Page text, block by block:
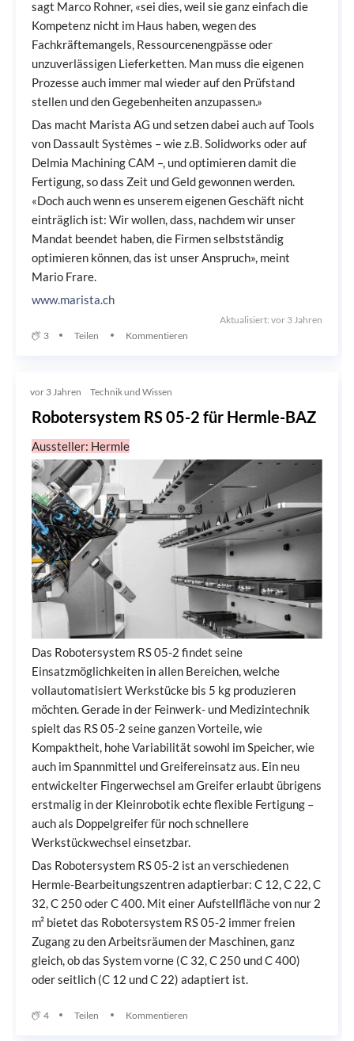
sagt Marco Rohner, «sei dies, weil sie ganz einfach die
Kompetenz nicht im Haus haben, wegen des
Fachkräftemangels, Ressourcenengpässe oder
unzuverlässigen Lieferketten. Man muss die eigenen
Prozesse auch immer mal wieder auf den Prüfstand
stellen und den Gegebenheiten anzupassen.»
Das macht Marista AG und setzen dabei auch auf Tools
von Dassault Systèmes – wie z.B. Solidworks oder auf
Delmia Machining CAM –, und optimieren damit die
Fertigung, so dass Zeit und Geld gewonnen werden.
«Doch auch wenn es unserem eigenen Geschäft nicht
einträglich ist: Wir wollen, dass, nachdem wir unser
Mandat beendet haben, die Firmen selbstständig
optimieren können, das ist unser Anspruch», meint
Mario Frare.
www.marista.ch
Aktualisiert: vor 3 Jahren
3
Teilen Kommentieren
vor 3 Jahren Technik und Wissen
Robotersystem RS 05-2 für Hermle-BAZ
Aussteller: Hermle
Das Robotersystem RS 05-2 findet seine
Einsatzmöglichkeiten in allen Bereichen, welche
vollautomatisiert Werkstücke bis 5 kg produzieren
möchten. Gerade in der Feinwerk- und Medizintechnik
spielt das RS 05-2 seine ganzen Vorteile, wie
Kompaktheit, hohe Variabilität sowohl im Speicher, wie
auch im Spannmittel und Greifereinsatz aus. Ein neu
entwickelter Fingerwechsel am Greifer erlaubt übrigens
erstmalig in der Kleinrobotik echte flexible Fertigung –
auch als Doppelgreifer für noch schnellere
Werkstückwechsel einsetzbar.
Das Robotersystem RS 05-2 ist an verschiedenen
Hermle-Bearbeitungszentren adaptierbar: C 12, C 22, C
32, C 250 oder C 400. Mit einer Aufstellfläche von nur 2
m² bietet das Robotersystem RS 05-2 immer freien
Zugang zu den Arbeitsräumen der Maschinen, ganz
gleich, ob das System vorne (C 32, C 250 und C 400)
oder seitlich (C 12 und C 22) adaptiert ist.
4 Teilen Kommentieren